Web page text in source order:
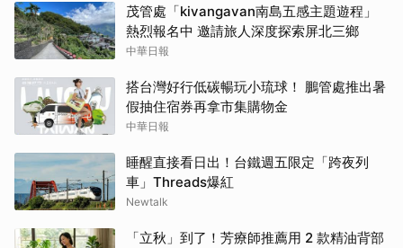
茂管處「kivangavan南島五感主題遊程」
熱烈報名中 邀請旅人深度探索屏北三鄉
中華日報
搭台灣好行低碳暢玩小琉球！ 鵬管處推出暑
假抽住宿券再拿市集購物金
中華日報
睡醒直接看日出！台鐵週五限定「跨夜列
車」Threads爆紅
Newtalk
「立秋」到了！芳療師推薦用 2 款精油背部